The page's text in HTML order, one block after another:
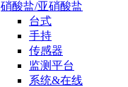
硝酸盐/亚硝酸盐
台式
手持
传感器
监测平台
系统&在线